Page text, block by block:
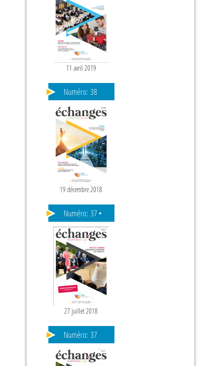
11 avril 2019
Numéro: 38
19 décembre 2018
Numéro: 37 •
ANGLAIS
27 juillet 2018
Numéro: 37